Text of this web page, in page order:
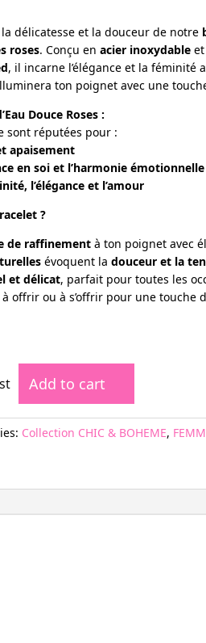
délicatesse et la douceur de notre
roses. Conçu enacier inoxydable
, il incarne l’élégance et la féminité
ton poignet avec une
Douce Roses :
sont réputées pour :
apaisement
en soi et l’harmonie émotionnelle
l’élégance et l’amour
?
de raffinement à ton poignet avec
évoquent ladouceur et la
et délicat, parfait pour toutes les
offrir ou à s’offrir pour une touche
Add to cart
Collection CHIC & BOHEME,